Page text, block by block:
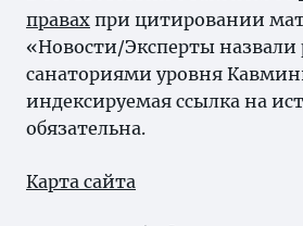
правах при цитировании
«Новости/Эксперты назвали
санаториями уровня
индексируемая ссылка на
обязательна.
Карта сайта